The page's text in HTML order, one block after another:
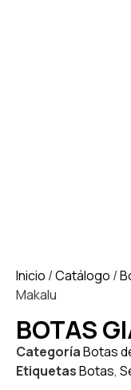
Inicio /Catálogo /
Makalu
BOTAS
CategoríaBotas
EtiquetasBotas,